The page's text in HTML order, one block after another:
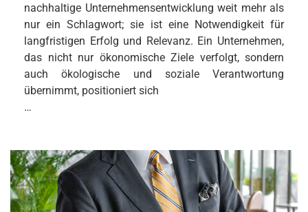
nachhaltige Unternehmensentwicklung weit mehr als
nur ein Schlagwort; sie ist eine Notwendigkeit für
langfristigen Erfolg und Relevanz. Ein Unternehmen,
das nicht nur ökonomische Ziele verfolgt, sondern
auch ökologische und soziale Verantwortung
übernimmt, positioniert sich
…